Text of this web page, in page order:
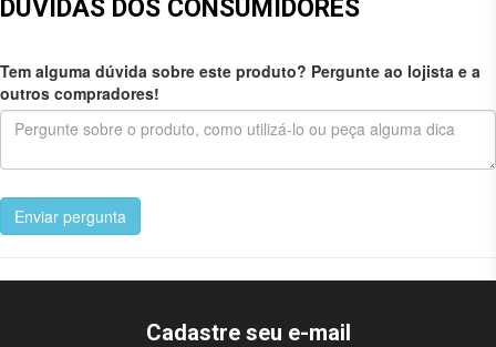
DÚVIDAS DOS CONSUMIDORES
Tem alguma dúvida sobre este produto? Pergunte ao lojista e a
outros compradores!
Enviar pergunta
Cadastre seu e-mail